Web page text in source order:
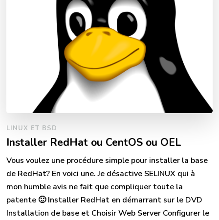
LINUX ET BSD
Installer RedHat ou CentOS ou OEL
Vous voulez une procédure simple pour installer la base
de RedHat? En voici une. Je désactive SELINUX qui à
mon humble avis ne fait que compliquer toute la
patente 🙂 Installer RedHat en démarrant sur le DVD
Installation de base et Choisir Web Server Configurer le